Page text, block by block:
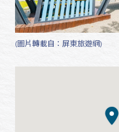
(圖片轉載自：屏東旅遊網)